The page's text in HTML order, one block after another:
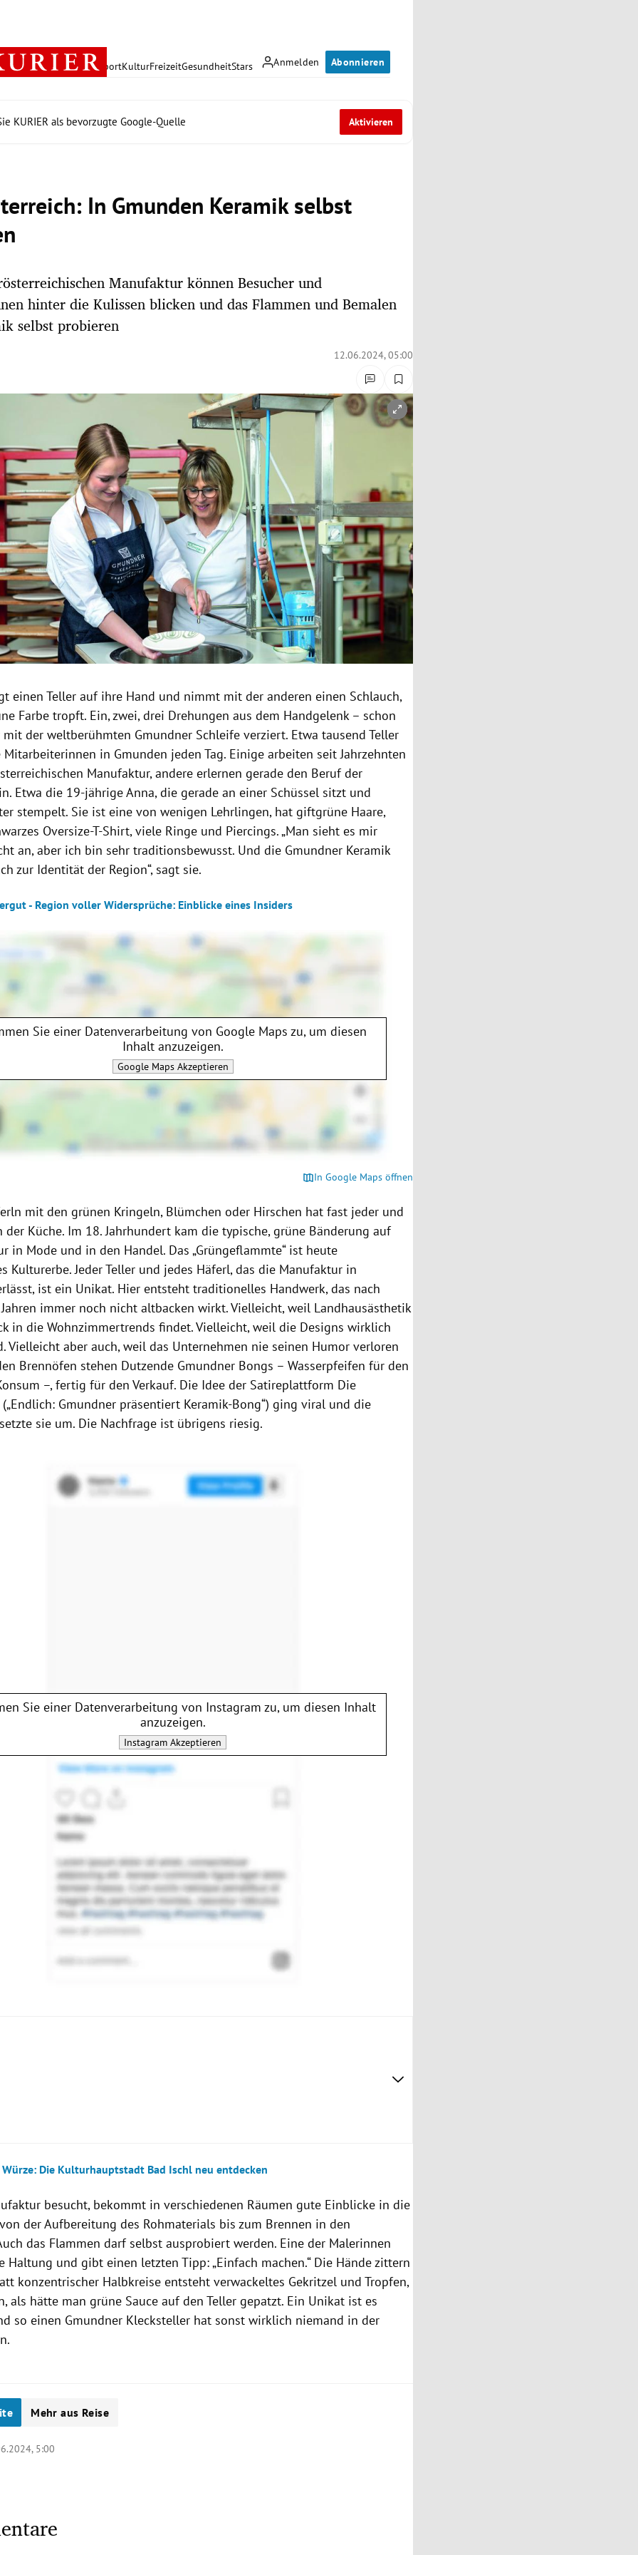
Anmelden Abonnieren
PolitikWirtschaft SportKulturFreizeitGesundheitStars
KURIER als bevorzugte Google-Quelle Aktivieren
In Gmunden Keramik selbst
Manufaktur können Besucher und
hinter die Kulissen blicken und das Flammen und Bemalen
selbst probieren
12.06.2024, 05:00
öffnen/schließen
einen Teller auf ihre Hand und nimmt mit der anderen einen Schlauch,
Farbe tropft. Ein, zwei, drei Drehungen aus dem Handgelenk – schon
mit der weltberühmten Gmundner Schleife verziert. Etwa tausend Teller
in Gmunden jeden Tag. Einige arbeiten seit Jahrzehnten
Manufaktur, andere erlernen gerade den Beruf der
Etwa die 19-jährige Anna, die gerade an einer Schüssel sitzt und
stempelt. Sie ist eine von wenigen Lehrlingen, hat giftgrüne Haare,
Oversize-T-Shirt, viele Ringe und Piercings. „Man sieht es mir
an, aber ich bin sehr traditionsbewusst. Und die Gmundner Keramik
zur Identität der Region“, sagt sie.
- Region voller Widersprüche: Einblicke eines Insiders
In Google Maps öffnen
Sie einer Datenverarbeitung von Google Maps zu, um diesen
Inhalt anzuzeigen.
Google MapsAkzeptieren
mit den grünen Kringeln, Blümchen oder Hirschen hat fast jeder und
der Küche. Im 18. Jahrhundert kam die typische, grüne Bänderung auf
in Mode und in den Handel. Das „Grüngeflammte“ ist heute
Kulturerbe. Jeder Teller und jedes Häferl, das die Manufaktur in
ist ein Unikat. Hier entsteht traditionelles Handwerk, das nach
immer noch nicht altbacken wirkt. Vielleicht, weil Landhausästhetik
in die Wohnzimmertrends findet. Vielleicht, weil die Designs wirklich
Vielleicht aber auch, weil das Unternehmen nie seinen Humor verloren
Brennöfen stehen Dutzende Gmundner Bongs – Wasserpfeifen für den
–, fertig für den Verkauf. Die Idee der Satireplattform Die
(„Endlich: Gmundner präsentiert Keramik-Bong“) ging viral und die
sie um. Die Nachfrage ist übrigens riesig.
Sie einer Datenverarbeitung von Instagram zu, um diesen Inhalt
anzuzeigen.
Instagram Akzeptieren
durch die Manufaktur in Gmunden
selbst bemalen:
:
ÖBB Rail Tours
Die Kulturhauptstadt Bad Ischl neu entdecken
besucht, bekommt in verschiedenen Räumen gute Einblicke in die
der Aufbereitung des Rohmaterials bis zum Brennen in den
das Flammen darf selbst ausprobiert werden. Eine der Malerinnen
Haltung und gibt einen letzten Tipp: „Einfach machen.“ Die Hände zittern
konzentrischer Halbkreise entsteht verwackeltes Gekritzel und Tropfen,
als hätte man grüne Sauce auf den Teller gepatzt. Ein Unikat ist es
so einen Gmundner Klecksteller hat sonst wirklich niemand in der
Mehr aus Reise
5:00